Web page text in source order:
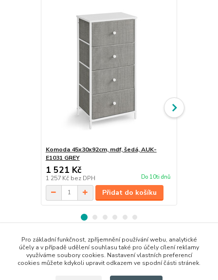
Komoda 45x30x92cm, mdf, šedá, AUK-
E1031 GREY
1 521 Kč
1 257 Kč bez DPH Do 10ti dnů
Přidat do košíku
Zboží zařazeno v kategoriích
Pro základní funkčnost, zpříjemnění používání webu, analytické
účely a v případě udělení souhlasu také pro účely cílení reklamy
využíváme soubory cookies. Nastavení vlastních preferencí
cookies můžete kdykoli upravit odkazem ve spodní části stránek.